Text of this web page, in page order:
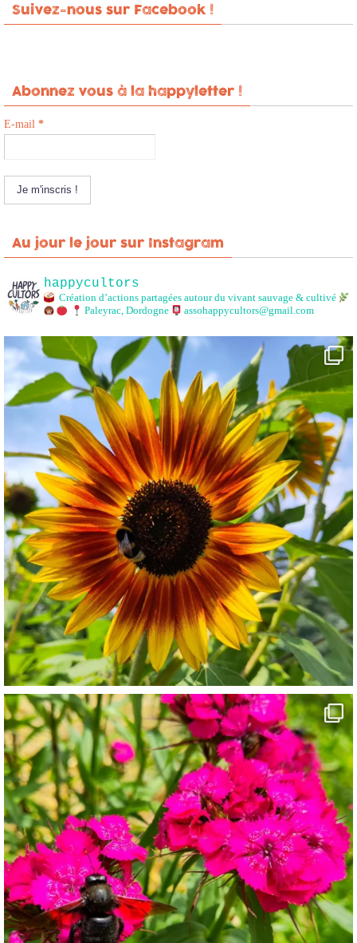
Suivez-nous sur Facebook !
Abonnez vous à la happyletter !
E-mail *
Au jour le jour sur Instagram
happycultors
Création d’actions partagées autour du vivant sauvage & cultivé
Paleyrac, Dordogne
assohappycultors@gmail.com